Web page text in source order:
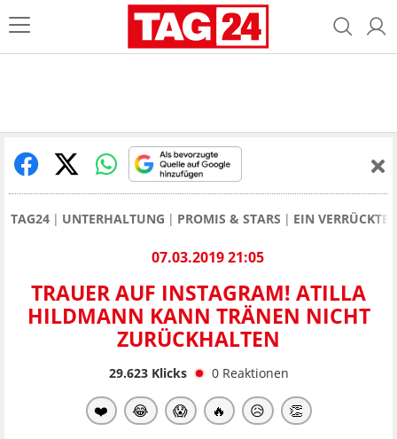
TAG24 UNTERHALTUNG PROMIS & STARS EIN
07.03.2019 21:05
TRAUER AUF INSTAGRAM! ATILLA
HILDMANN KANN TRÄNEN NICHT
ZURÜCKHALTEN
29.623Klicks 0 Reaktionen
❤️ 😂 😱 🔥 😥 👏